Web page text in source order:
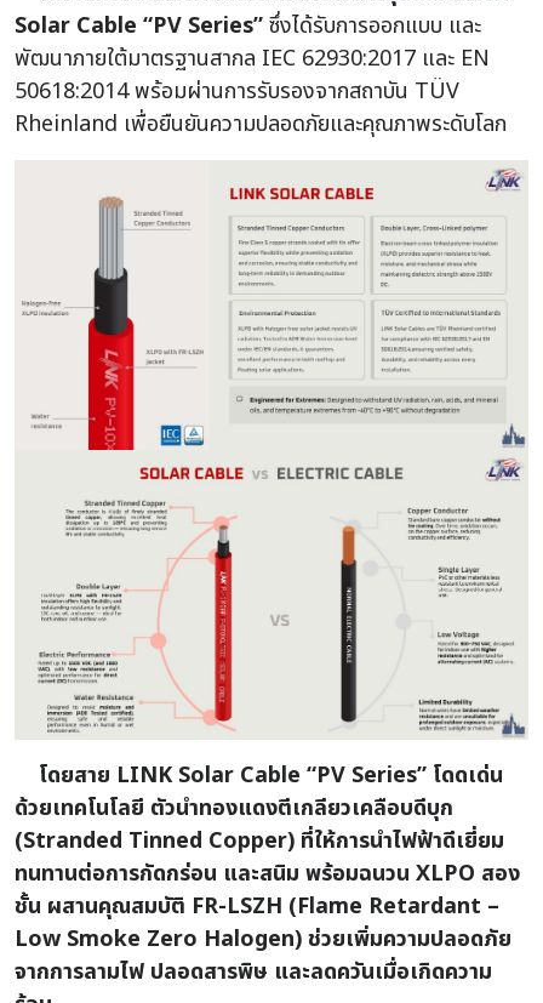
Solar Cable “PV Series”ซึ่งได้รับการออกแบบ และ
พัฒนาภายใต้มาตรฐานสากล IEC 62930:2017 และ EN
50618:2014 พร้อมผ่านการรับรองจากสถาบัน TÜV
Rheinland เพื่อยืนยันความปลอดภัยและคุณภาพระดับโลก
โดยสาย LINK Solar Cable “PV Series” โดดเด่น
ด้วยเทคโนโลยี ตัวนำทองแดงตีเกลียวเคลือบดีบุก
(Stranded Tinned Copper) ที่ให้การนำไฟฟ้าดีเยี่ยม
ทนทานต่อการกัดกร่อน และสนิม พร้อมฉนวน XLPO สอง
ชั้น ผสานคุณสมบัติ FR-LSZH (Flame Retardant –
Low Smoke Zero Halogen) ช่วยเพิ่มความปลอดภัย
จากการลามไฟ ปลอดสารพิษ และลดควันเมื่อเกิดความ